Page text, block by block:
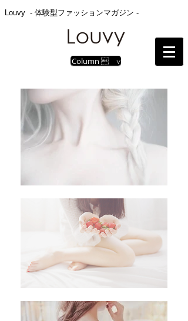
Column  ∨
Louvy - 体験型ファッションマガジン -